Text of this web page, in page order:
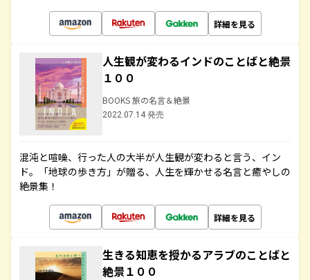
詳細を見る
人生観が変わるインドのことばと絶景
１００
BOOKS 旅の名言＆絶景
2022.07.14 発売
混沌と喧噪、行った人の大半が人生観が変わると言う、イン
ド。「地球の歩き方」が贈る、人生を輝かせる名言と癒やしの
絶景集！
詳細を見る
生きる知恵を授かるアラブのことばと
絶景１００